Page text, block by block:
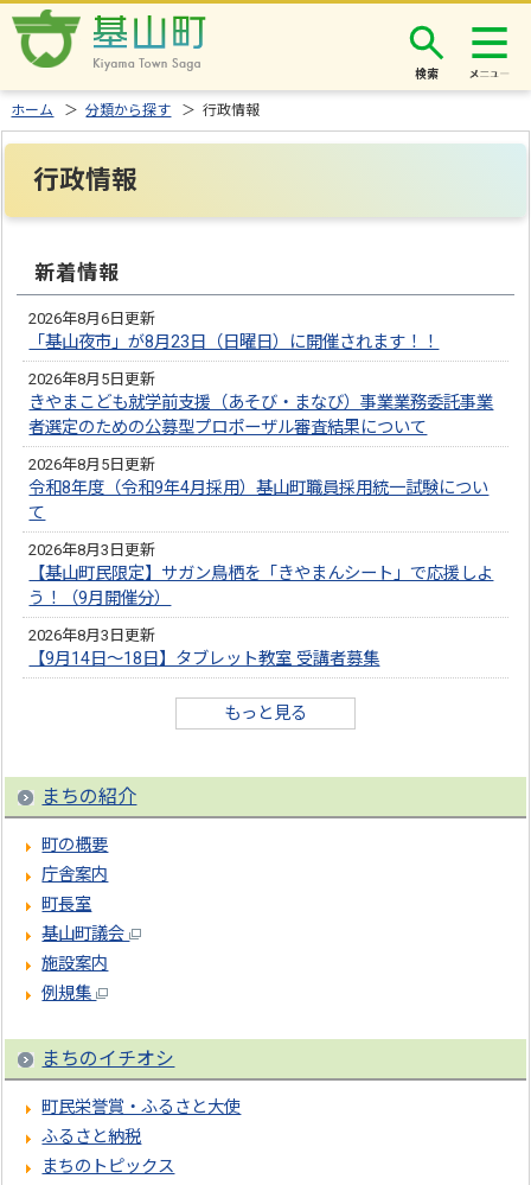
検索
ホーム ＞分類から探す ＞ 行政情報
行政情報
新着情報
2026年8月6日更新
「基山夜市」が8月23日（日曜日）に開催されます！！
2026年8月5日更新
きやまこども就学前支援（あそび・まなび）事業業務委託事業
者選定のための公募型プロポーザル審査結果について
2026年8月5日更新
令和8年度（令和9年4月採用）基山町職員採用統一試験につい
て
2026年8月3日更新
【基山町民限定】サガン鳥栖を「きやまんシート」で応援しよ
う！（9月開催分）
2026年8月3日更新
【9月14日～18日】タブレット教室 受講者募集
もっと見る
まちの紹介
町の概要
庁舎案内
町長室
基山町議会
施設案内
例規集
まちのイチオシ
町民栄誉賞・ふるさと大使
ふるさと納税
まちのトピックス